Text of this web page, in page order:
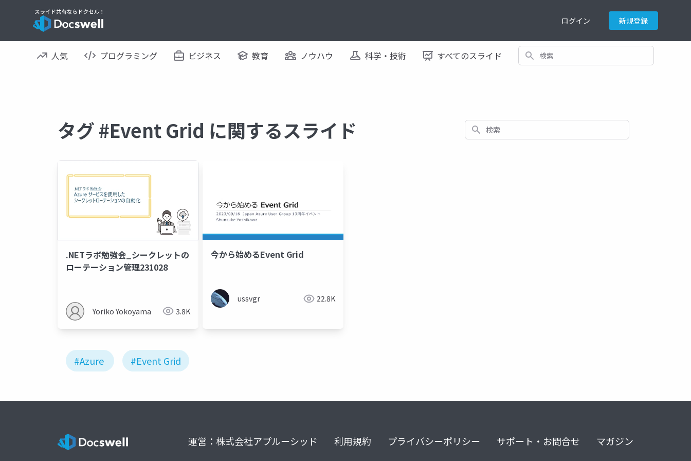
ログイン 新規登録
人気 プログラミング ビジネス 教育 ノウハウ 科学・技術 すべてのスライド 検索
タグ #Event Grid に関するスライド 検索
.NETラボ勉強会_シークレットの
ローテーション管理231028
Yoriko Yokoyama 3.8K
今から始めるEvent Grid
ussvgr 22.8K
#Azure #Event Grid
運営：株式会社アプルーシッド 利用規約 プライバシーポリシー サポート・お問合せ マガジン